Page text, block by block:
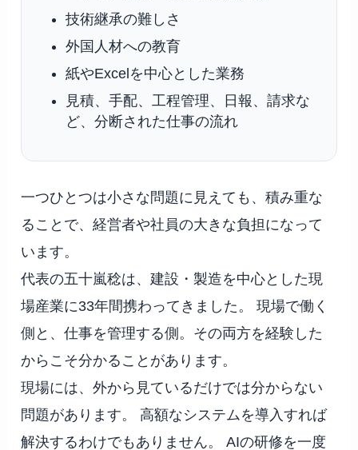
技術継承の難しさ
外国人材への教育
紙やExcelを中心とした業務
見積、手配、工程管理、日報、請求な
ど、分断された仕事の流れ
一つひとつは小さな問題に見えても、積み重な
ることで、経営者や社員の大きな負担になって
います。
代表の五十嵐稔は、建設・製造を中心とした現
場産業に33年間携わってきました。 現場で働く
側と、仕事を管理する側。その両方を経験した
からこそ分かることがあります。
現場には、外から見ているだけでは分からない
問題があります。 高額なシステムを導入すれば
解決するわけでもありません。 AIの研修を一度